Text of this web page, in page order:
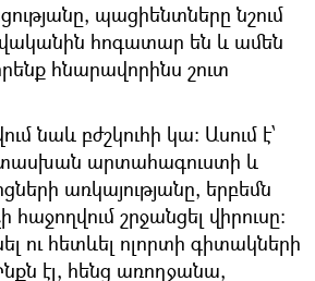
պացիենտները նշում
հոգատար են և ամեն
հնարավորինս շուտ
նաև բժշկուհի կա։ Ասում է՝
արտահագուստի և
առկայությանը, երբեմն
հաջողվում շրջանցել վիրուսը։
ու հետևել ոլորտի գիտակների
էլ, հենց առողջանա,